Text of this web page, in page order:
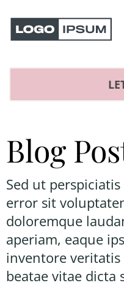
Blog
Sed ut
error sit
doloremque
aperiam, eaque
inventore
beatae vitae dicta